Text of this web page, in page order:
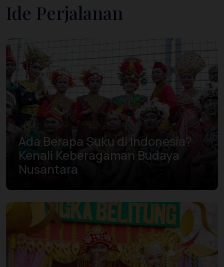
Ide Perjalanan
Ada Berapa Suku di Indonesia?
Kenali Keberagaman Budaya
Nusantara